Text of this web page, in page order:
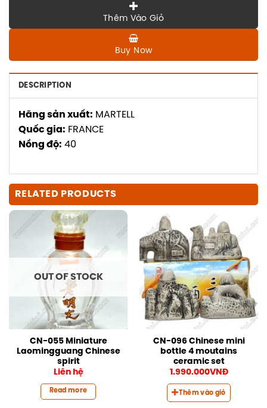
Thêm Vào Giỏ
Buy Now
DESCRIPTION
Hãng sản xuất: MARTELL
Quốc gia: FRANCE
Nồng độ: 40
RELATED PRODUCTS
OUT OF STOCK
CN-055 Miniature
Laomingguang Chinese
spirit
Liên hệ
Read more
CN-096 Chinese mini
bottle 4 moutains
ceramic set
1.990.000VNĐ
Thêm vào giỏ